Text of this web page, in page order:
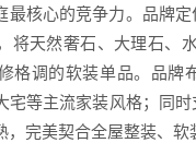
最核心的竞争力。品牌
将天然奢石、大理石、
格调的软装单品。品牌
宅等主流家装风格；同
完美契合全屋整装、软